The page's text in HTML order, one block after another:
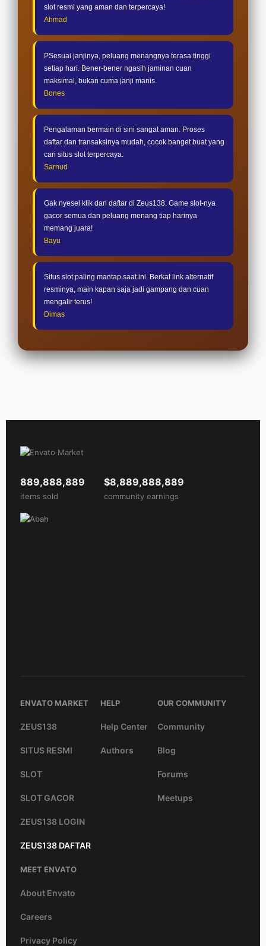
slot resmi yang aman dan terpercaya!
Ahmad
PSesuai janjinya, peluang menangnya terasa tinggi
setiap hari. Bener-bener ngasih jaminan cuan
maksimal, bukan cuma janji manis.
Bones
Pengalaman bermain di sini sangat aman. Proses
daftar dan transaksinya mudah, cocok banget buat yang
cari situs slot terpercaya.
Sarnud
Gak nyesel klik dan daftar di Zeus138. Game slot-nya
gacor semua dan peluang menang tiap harinya
memang juara!
Bayu
Situs slot paling mantap saat ini. Berkat link alternatif
resminya, main kapan saja jadi gampang dan cuan
mengalir terus!
Dimas
ENVATO MARKET
ZEUS138
SITUS RESMI
SLOT
SLOT GACOR
ZEUS138 LOGIN
ZEUS138 DAFTAR
HELP
Help Center
Authors
OUR COMMUNITY
Community
Blog
Forums
Meetups
MEET ENVATO
About Envato
Careers
Privacy Policy
889,888,889
items sold
$8,889,888,889
community earnings